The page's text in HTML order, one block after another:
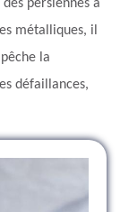
persiennes à
métalliques, il
la
défaillances,